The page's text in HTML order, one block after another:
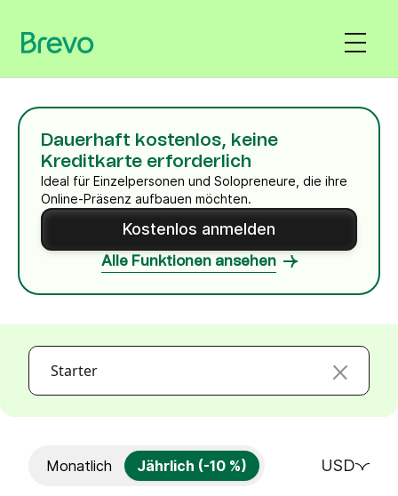
Dauerhaft kostenlos, keine
Kreditkarte erforderlich
Ideal für Einzelpersonen und Solopreneure, die ihre
Online-Präsenz aufbauen möchten.
Kostenlos anmelden
Alle Funktionen ansehen
Starter
Monatlich Jährlich (-10 %) USD